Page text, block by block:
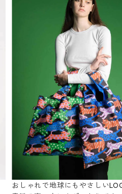
おしゃれで地球にもやさしい